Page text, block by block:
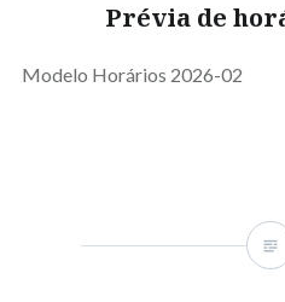
Prévia de
Modelo Horários 2026-02